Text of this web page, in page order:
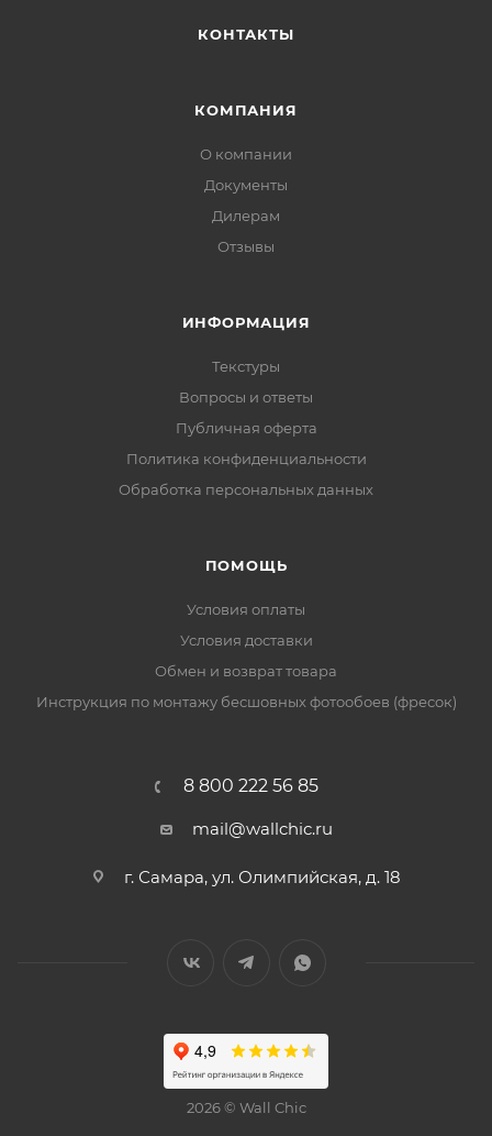
КОНТАКТЫ
КОМПАНИЯ
О компании
Документы
Дилерам
Отзывы
ИНФОРМАЦИЯ
Текстуры
Вопросы и ответы
Публичная оферта
Политика конфиденциальности
Обработка персональных данных
ПОМОЩЬ
Условия оплаты
Условия доставки
Обмен и возврат товара
Инструкция по монтажу бесшовных фотообоев (фресок)
8 800 222 56 85
mail@wallchic.ru
г. Самара, ул. Олимпийская, д. 18
2026 © Wall Chic